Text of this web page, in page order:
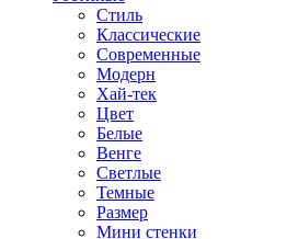
Стиль
Классические
Современные
Модерн
Хай-тек
Цвет
Белые
Венге
Светлые
Темные
Размер
Мини стенки